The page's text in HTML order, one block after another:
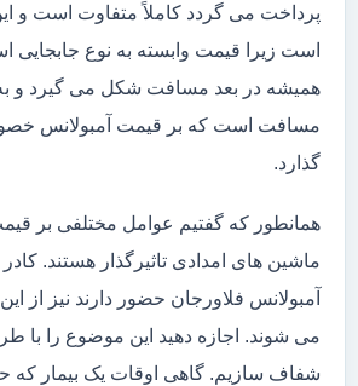
پرداخت می گردد کاملاً متفاوت است و
است زیرا قیمت وابسته به نوع جابجایی
همیشه در بعد مسافت شکل می گیرد و به
مسافت است که بر قیمت آمبولانس
گذارد.
همانطور که گفتیم عوامل مختلفی بر
ماشین های امدادی تاثیرگذار هستند.
آمبولانس فلاورجان حضور دارند نیز از
می شوند. اجازه دهید این موضوع را با
شفاف سازیم. گاهی اوقات یک بیمار که